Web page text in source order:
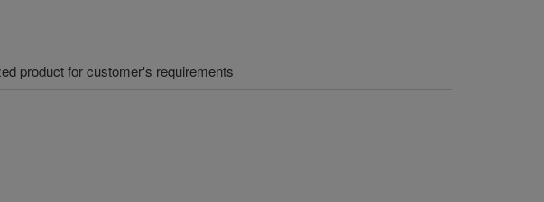
product for customer's requirements